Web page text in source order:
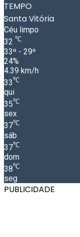
TEMPO
Santa Vitória
Céu limpo
32 ℃
33º - 29º
24%
4.39 km/h
33℃
qui
35℃
sex
37℃
sáb
37℃
dom
38℃
seg
PUBLICIDADE